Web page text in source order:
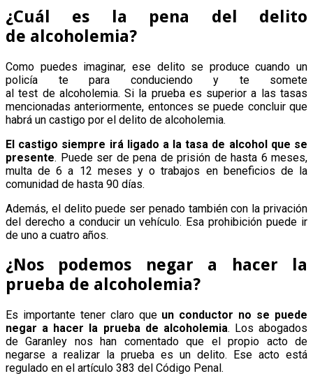
¿Cuál es la pena del delito
de alcoholemia?
Como puedes imaginar, ese delito se produce cuando un
policía te para conduciendo y te somete
al test de alcoholemia. Si la prueba es superior a las tasas
mencionadas anteriormente, entonces se puede concluir que
habrá un castigo por el delito de alcoholemia.
El castigo siempre irá ligado a la tasa de alcohol que se
presente. Puede ser de pena de prisión de hasta 6 meses,
multa de 6 a 12 meses y o trabajos en beneficios de la
comunidad de hasta 90 días.
Además, el delito puede ser penado también con la privación
del derecho a conducir un vehículo. Esa prohibición puede ir
de uno a cuatro años.
¿Nos podemos negar a hacer la
prueba de alcoholemia?
Es importante tener claro que un conductor no se puede
negar a hacer la prueba de alcoholemia. Los abogados
de Garanley nos han comentado que el propio acto de
negarse a realizar la prueba es un delito. Ese acto está
regulado en el artículo 383 del Código Penal.